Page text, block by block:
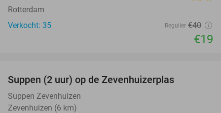
Rotterdam
Verkocht: 35
Regulier €40
€19
NEW
TODAY
Suppen (2 uur) op de Zevenhuizerplas
Suppen Zevenhuizen
Zevenhuizen (6 km)